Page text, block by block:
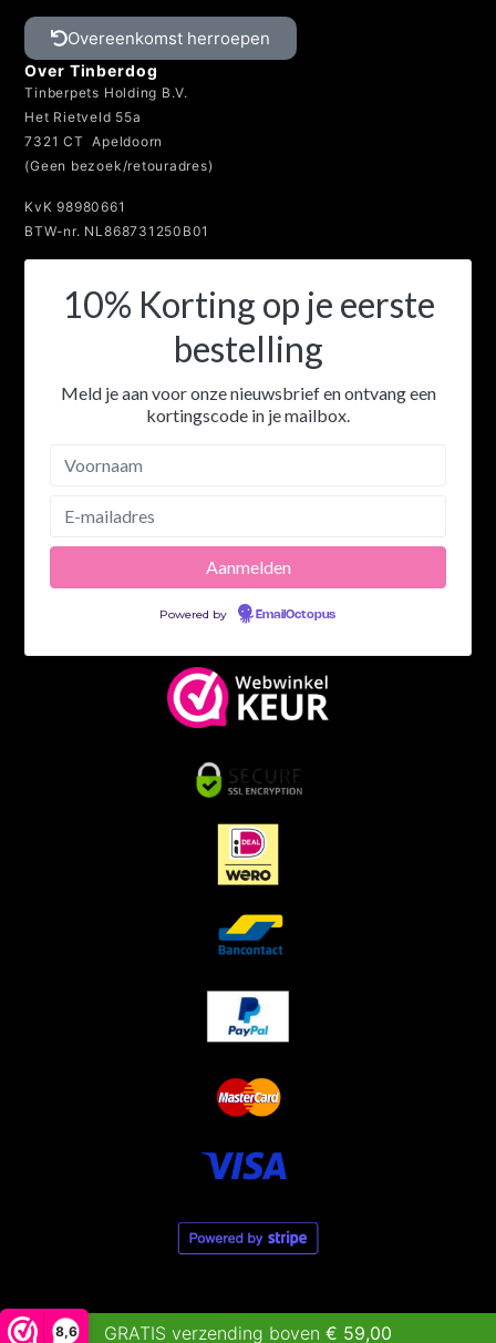
8,6
Overeenkomst herroepen
Over Tinberdog
Tinberpets Holding B.V.
Het Rietveld 55a
7321 CT Apeldoorn
(Geen bezoek/retouradres)
KvK 98980661
BTW-nr. NL868731250B01
10% Korting op je eerste
bestelling
Meld je aan voor onze nieuwsbrief en ontvang een
kortingscode in je mailbox.
Powered by EmailOctopus
GRATIS verzending boven € 59,00